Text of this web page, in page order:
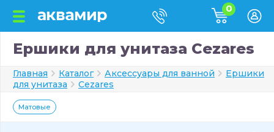
0
Ершики для унитаза Cezares
Главная Каталог Аксессуары для ванной
Ершики
для унитаза
Cezares
Матовые